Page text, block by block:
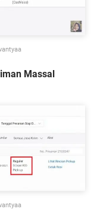
Massal